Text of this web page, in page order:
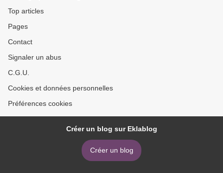
Top articles
Pages
Contact
Signaler un abus
C.G.U.
Cookies et données personnelles
Préférences cookies
Créer un blog sur Eklablog
Créer un blog